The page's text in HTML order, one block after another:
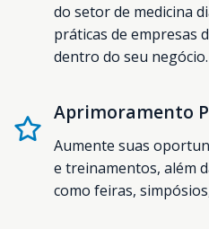
do setor de medicina
práticas de empresas
dentro do seu negócio.
Aprimoramento
Aumente suas
e treinamentos, além
como feiras,